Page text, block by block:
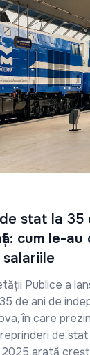
stat la 35
cum le-au
Publice a
de ani de
în care
de
arată